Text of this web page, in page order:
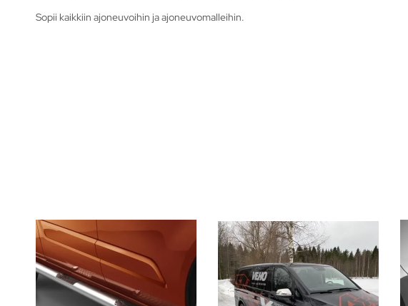
Sopii kaikkiin ajoneuvoihin ja ajoneuvomalleihin.